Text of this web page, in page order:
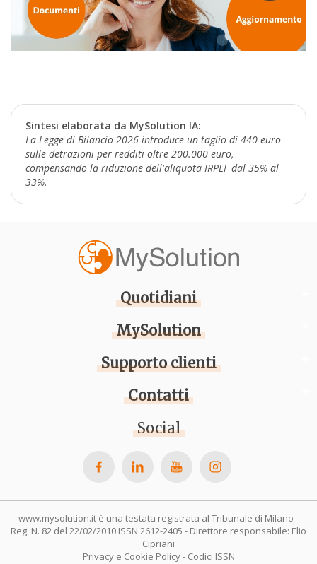
Sintesi elaborata da MySolution IA:
La Legge di Bilancio 2026 introduce un taglio di 440 euro
sulle detrazioni per redditi oltre 200.000 euro,
compensando la riduzione dell'aliquota IRPEF dal 35% al
33%.
Quotidiani
MySolution
Supporto clienti
Contatti
Social
www.mysolution.it è una testata registrata al Tribunale di Milano -
Reg. N. 82 del 22/02/2010 ISSN 2612-2405 - Direttore responsabile: Elio
Cipriani
Privacy e Cookie Policy- Codici ISSN